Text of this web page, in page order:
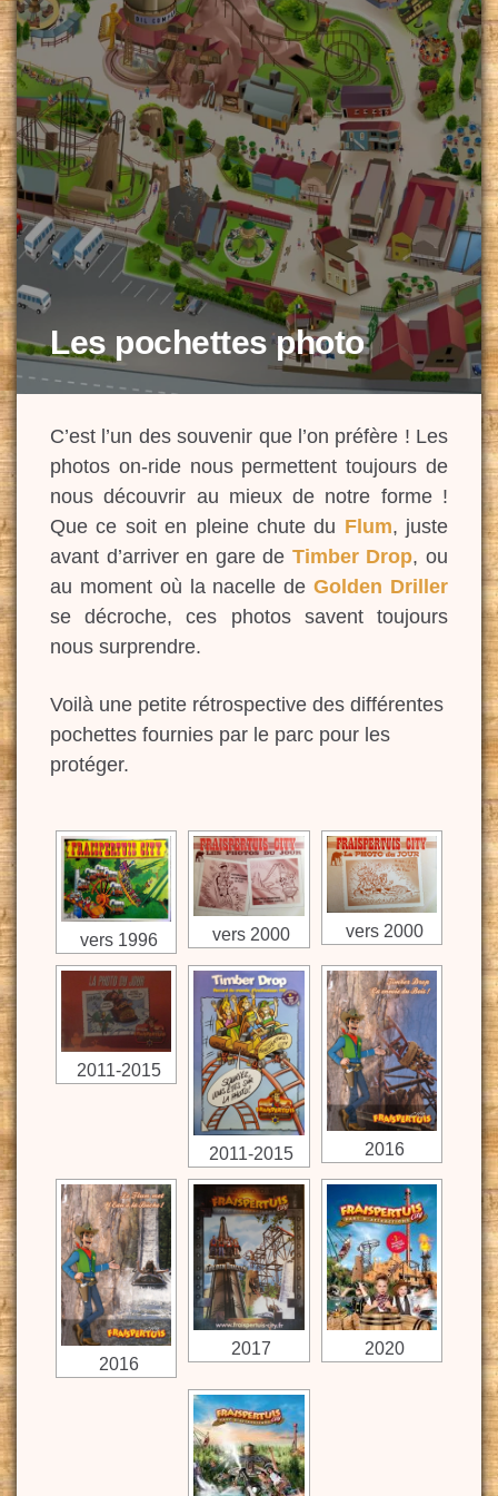
Les pochettes photo
C’est l’un des souvenir que l’on préfère ! Les
photos on-ride nous permettent toujours de
nous découvrir au mieux de notre forme !
Que ce soit en pleine chute du Flum, juste
avant d’arriver en gare de Timber Drop, ou
au moment où la nacelle deGolden Driller
se décroche, ces photos savent toujours
nous surprendre.
Voilà une petite rétrospective des différentes
pochettes fournies par le parc pour les
protéger.
vers 1996 vers 2000 vers 2000
2011-2015
2011-2015 2016
2016
2017 2020